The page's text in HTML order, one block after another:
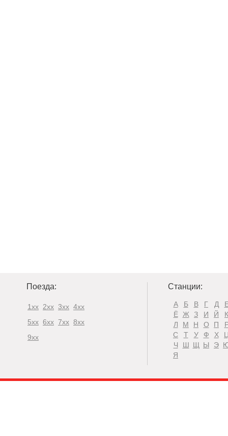
Поезда:
1xx 2xx 3xx 4xx
5xx 6xx 7xx 8xx
9xx
Станции:
А Б В Г Д
Ё
Ж З И Й
К
Л
М Н О П
С
Т У Ф Х
Ч
Ш Щ Ы Э
Я